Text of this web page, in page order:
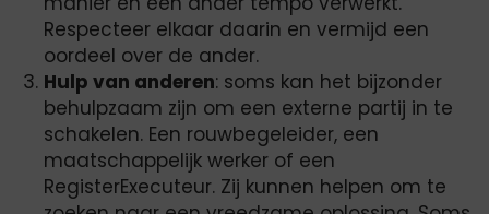
Respecteer elkaar daarin en vermijd een
oordeel over de ander.
Hulp van anderen: soms kan het bijzonder
behulpzaam zijn om een externe partij in te
schakelen. Een rouwbegeleider, een
maatschappelijk werker of een
RegisterExecuteur. Zij kunnen helpen om te